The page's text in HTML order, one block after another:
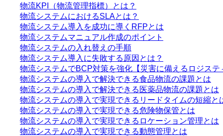
物流KPI（物流管理指標）とは？
物流システムにおけるSLAとは？
物流システム導入を成功に導くRFPとは
物流システムマニュアル作成のポイント
物流システムの入れ替えの手順
物流システム導入に失敗する原因とは？
物流システムでBCP対策を強化【災害に備えるロジステ
物流システムの導入で解決できる食品物流の課題とは
物流システムの導入で解決できる医薬品物流の課題とは
物流システムの導入で実現できるリードタイムの短縮と
物流システムの導入で実現できる危険物保管とは
物流システムの導入で実現できるロケーション管理とは
物流システムの導入で実現できる動態管理とは